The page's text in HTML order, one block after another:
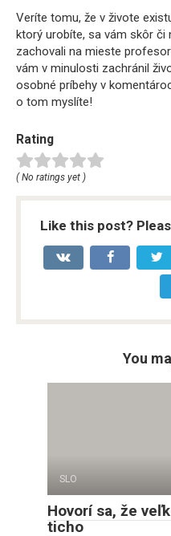
Veríte tomu, že v živote
ktorý urobíte, sa vám skôr či
zachovali na mieste
vám v minulosti zachránil
osobné príbehy v
o tom myslíte!
Rating
( No ratings yet )
Like this post?
You
SLO
Hovorí sa, že
ticho